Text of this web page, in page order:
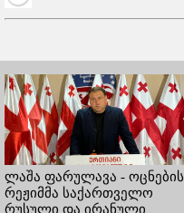
ლაშა ფარულავა - ოცნების
რეჟიმმა საქართველო
რუსული და ირანული